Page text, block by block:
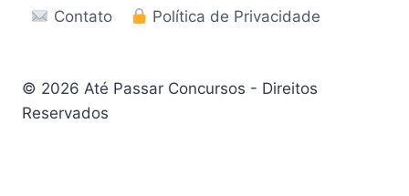
Contato Política de Privacidade
© 2026 Até Passar Concursos - Direitos
Reservados